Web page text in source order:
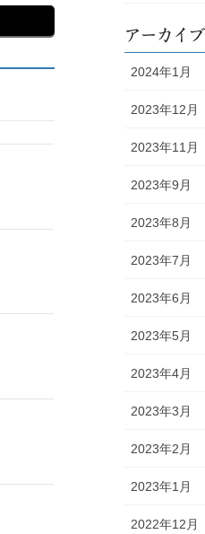
アーカイブ
2024年1月
2023年12月
2023年11月
2023年9月
2023年8月
2023年7月
2023年6月
2023年5月
2023年4月
2023年3月
2023年2月
2023年1月
2022年12月